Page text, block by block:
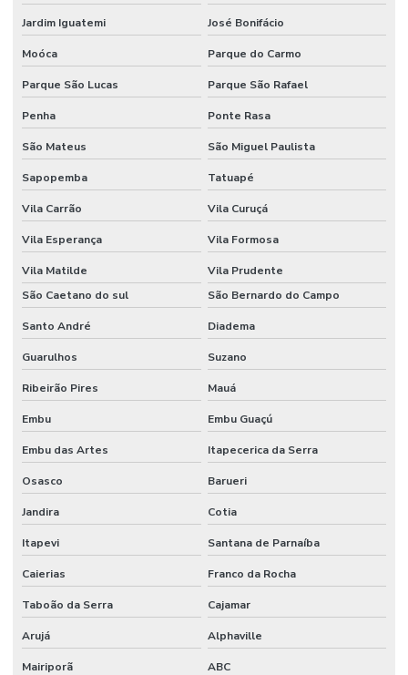
Jardim Iguatemi José Bonifácio
Moóca Parque do Carmo
Parque São Lucas Parque São Rafael
Penha Ponte Rasa
São Mateus São Miguel Paulista
Sapopemba Tatuapé
Vila Carrão Vila Curuçá
Vila Esperança Vila Formosa
Vila Matilde
Vila Prudente
São Caetano do sul
São Bernardo do Campo
Santo André Diadema
Guarulhos Suzano
Ribeirão Pires Mauá
Embu Embu Guaçú
Embu das Artes Itapecerica da Serra
Osasco Barueri
Jandira Cotia
Itapevi Santana de Parnaíba
Caierias Franco da Rocha
Taboão da Serra Cajamar
Arujá Alphaville
Mairiporã ABC